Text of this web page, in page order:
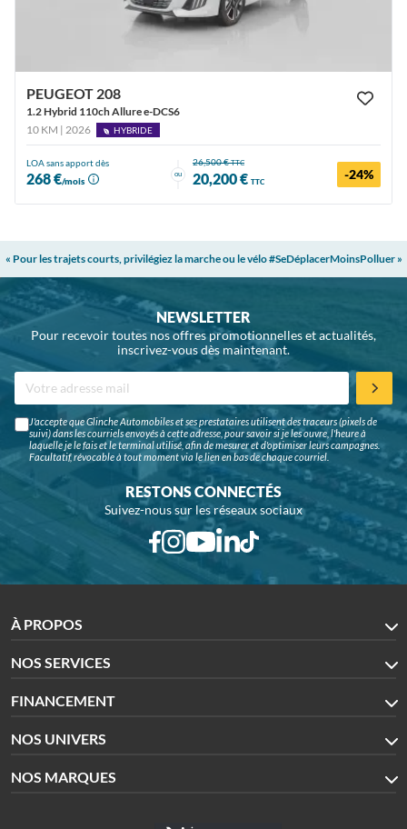
PEUGEOT 208
1.2 Hybrid 110ch Allure e-DCS6
10 KM | 2026
HYBRIDE
LOA sans apport dès
268 €/mois
ou
26,500 €TTC
20,200 € TTC -24%
« Pour les trajets courts, privilégiez la marche ou le vélo #SeDéplacerMoinsPolluer »
NEWSLETTER
Pour recevoir toutes nos offres promotionnelles et actualités,
inscrivez-vous dès maintenant.
J'accepte que Glinche Automobiles et ses prestataires utilisent des traceurs (pixels de
suivi) dans les courriels envoyés à cette adresse, pour savoir si je les ouvre, l'heure à
laquelle je le fais et le terminal utilisé, afin de mesurer et d'optimiser leurs campagnes.
Facultatif, révocable à tout moment via le lien en bas de chaque courriel.
RESTONS CONNECTÉS
Suivez-nous sur les réseaux sociaux
À PROPOS
NOS SERVICES
FINANCEMENT
NOS UNIVERS
NOS MARQUES